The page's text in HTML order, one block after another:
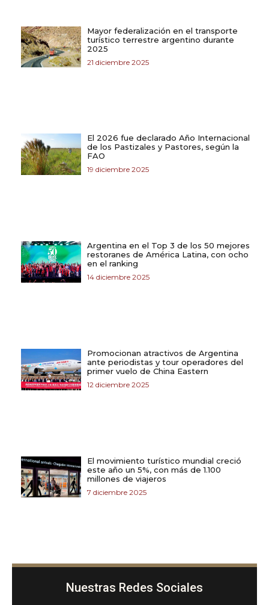
Mayor federalización en el transporte
turístico terrestre argentino durante
2025
21 diciembre 2025
El 2026 fue declarado Año Internacional
de los Pastizales y Pastores, según la
FAO
19 diciembre 2025
Argentina en el Top 3 de los 50 mejores
restoranes de América Latina, con ocho
en el ranking
14 diciembre 2025
Promocionan atractivos de Argentina
ante periodistas y tour operadores del
primer vuelo de China Eastern
12 diciembre 2025
El movimiento turístico mundial creció
este año un 5%, con más de 1.100
millones de viajeros
7 diciembre 2025
Nuestras Redes Sociales